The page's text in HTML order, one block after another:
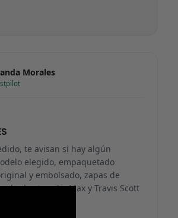
Morales
te avisan si hay algún
elegido, empaquetado
y embolsado, zapas de
top. Air Max y Travis Scott